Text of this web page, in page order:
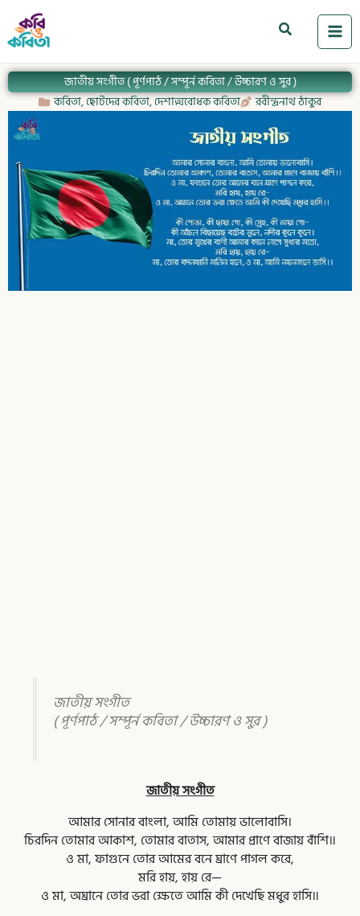
content
Search
জাতীয় সংগীত ( পূর্ণপাঠ / সম্পূর্ন কবিতা / উচ্চারণ ও সুর )
কবিতা,ছোটদের কবিতা,দেশাত্মবোধক কবিতা রবীন্দ্রনাথ ঠাকুর
জাতীয় সংগীত
( পূর্ণপাঠ / সম্পূর্ন কবিতা / উচ্চারণ ও সুর )
জাতীয় সংগীত
আমার সোনার বাংলা, আমি তোমায় ভালোবাসি।
চিরদিন তোমার আকাশ, তোমার বাতাস, আমার প্রাণে বাজায় বাঁশি॥
ও মা, ফাগুনে তোর আমের বনে ঘ্রাণে পাগল করে,
মরি হায়, হায় রে—
ও মা, অঘ্রানে তোর ভরা ক্ষেতে আমি কী দেখেছি মধুর হাসি॥